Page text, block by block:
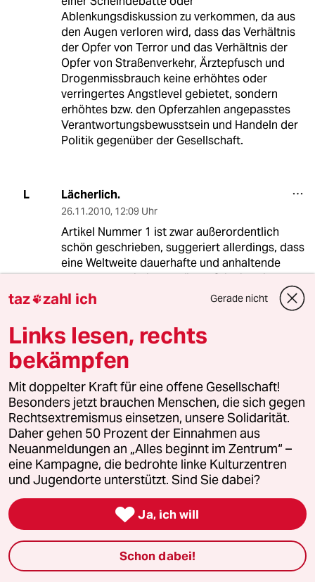
Ablenkungsdiskussion zu verkommen, da aus
den Augen verloren wird, dass das Verhältnis
der Opfer von Terror und das Verhältnis der
Opfer von Straßenverkehr, Ärztepfusch und
Drogenmissbrauch keine erhöhtes oder
verringertes Angstlevel gebietet, sondern
erhöhtes bzw. den Opferzahlen angepasstes
Verantwortungsbewusstsein und Handeln der
Politik gegenüber der Gesellschaft.
L Lächerlich.
26.11.2010, 12:09 Uhr
Artikel Nummer 1 ist zwar außerordentlich
schön geschrieben, suggeriert allerdings, dass
eine Weltweite dauerhafte und anhaltende
Bedrohung existieren würde. Stilmittel ist der
Erfahrungsbericht und eben jenem ist die
absolute subjektivität der Wahrnehmung
immanent.
Die persönlichen Erfahrungen einer Reporterin,
welche Tag für Tag mit dem Grauen und dem
Blutdurst der gesamten Welt gefüllt werden
können im Kontext Terror _nicht_ als neutrale
Meinung gewertet werden.
Frau Maier, sie sind schwer Belastet und
sollten gegebenenfalls nach Abstand zu dieser
Form des Journalismus suchen, denn gesund
kann eine dauerhafte Belastung dieser Art
nicht seien.
Nun, ich will mich nicht lumpen und diesem
konglomerat an interessanten Erfahrungen
taz zahl ich Gerade nicht
Links lesen, rechts
bekämpfen
Mit doppelter Kraft für eine offene Gesellschaft!
Besonders jetzt brauchen Menschen, die sich gegen
Rechtsextremismus einsetzen, unsere Solidarität.
Daher gehen 50 Prozent der Einnahmen aus
Neuanmeldungen an „Alles beginnt im Zentrum“ –
eine Kampagne, die bedrohte linke Kulturzentren
und Jugendorte unterstützt. Sind Sie dabei?
 Ja, ich will
Schon dabei!